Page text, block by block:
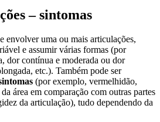
– sintomas
envolver uma ou mais articulações,
e assumir várias formas (por
dor contínua e moderada ou dor
etc.). Também pode ser
(por exemplo, vermelhidão,
área em comparação com outras partes
da articulação), tudo dependendo da